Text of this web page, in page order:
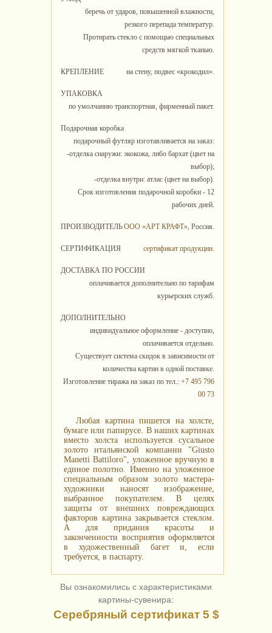
беречь от ударов, повышенной влажности,
резкого перепада температур.
Протирать стекло с помощью специальных
средств мягкой тканью.
КРЕПЛЕНИЕ на стену, подвес «крокодил».
УПАКОВКА
по умолчанию транспортная, фирменный пакет.
Подарочная коробка
подарочный футляр изготавливается на заказ:
-отделка снаружи: экокожа, либо бархат (цвет на
выбор);
-отделка внутри: атлас (цвет на выбор).
Срок изготовления подарочной коробки - 12
рабочих дней.
ПРОИЗВОДИТЕЛЬООО «АРТ КРАФТ», Россия.
СЕРТИФИКАЦИЯ сертификат продукции.
ДОСТАВКА ПО РОССИИ
оплачивается дополнительно по тарифам
курьерских служб.
ДОПОЛНИТЕЛЬНО
индивидуальное оформление - доступно,
оплачивается отдельно.
Существует система скидок в зависимости от
количества картин в одной поставке.
Изготовление тиража на заказ по тел.: +7 495 796
00 73
Любая картина пишется на холсте,
бумаге или папирусе. В наших картинах
вместо холста используется сусальное
золото итальянской компании "Giusto
Manetti Battiloro", уложенное вручную в
единое полотно. Именно на уложенное
специальным образом золото мастера-
художники наносят изображение,
выбранное покупателем. В целях
защиты от внешних повреждающих
факторов картина закрывается стеклом.
А для придания красоты и
законченности восприятия оформляется
в художественный багет и, если
требуется, в паспарту.
Вы ознакомились с характеристиками
картины-сувенира:
Серебряный сертификат 5 $